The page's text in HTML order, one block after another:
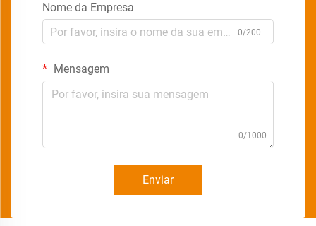
Nome da Empresa
0/200
Mensagem
0/1000
Enviar